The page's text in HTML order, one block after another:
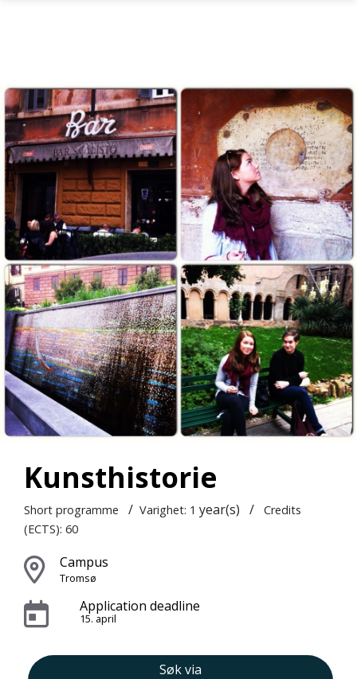
Kunsthistorie
Short programme / Varighet: 1 year(s) /
Credits
(ECTS): 60
Campus
Tromsø
Application deadline
15. april
Søk via